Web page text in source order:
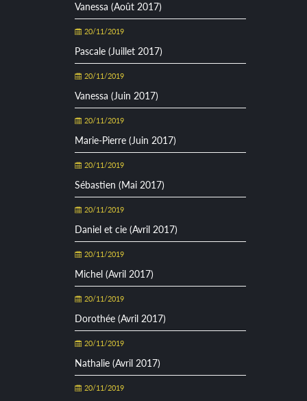
Vanessa (Août 2017)
20/11/2019
Pascale (Juillet 2017)
20/11/2019
Vanessa (Juin 2017)
20/11/2019
Marie-Pierre (Juin 2017)
20/11/2019
Sébastien (Mai 2017)
20/11/2019
Daniel et cie (Avril 2017)
20/11/2019
Michel (Avril 2017)
20/11/2019
Dorothée (Avril 2017)
20/11/2019
Nathalie (Avril 2017)
20/11/2019